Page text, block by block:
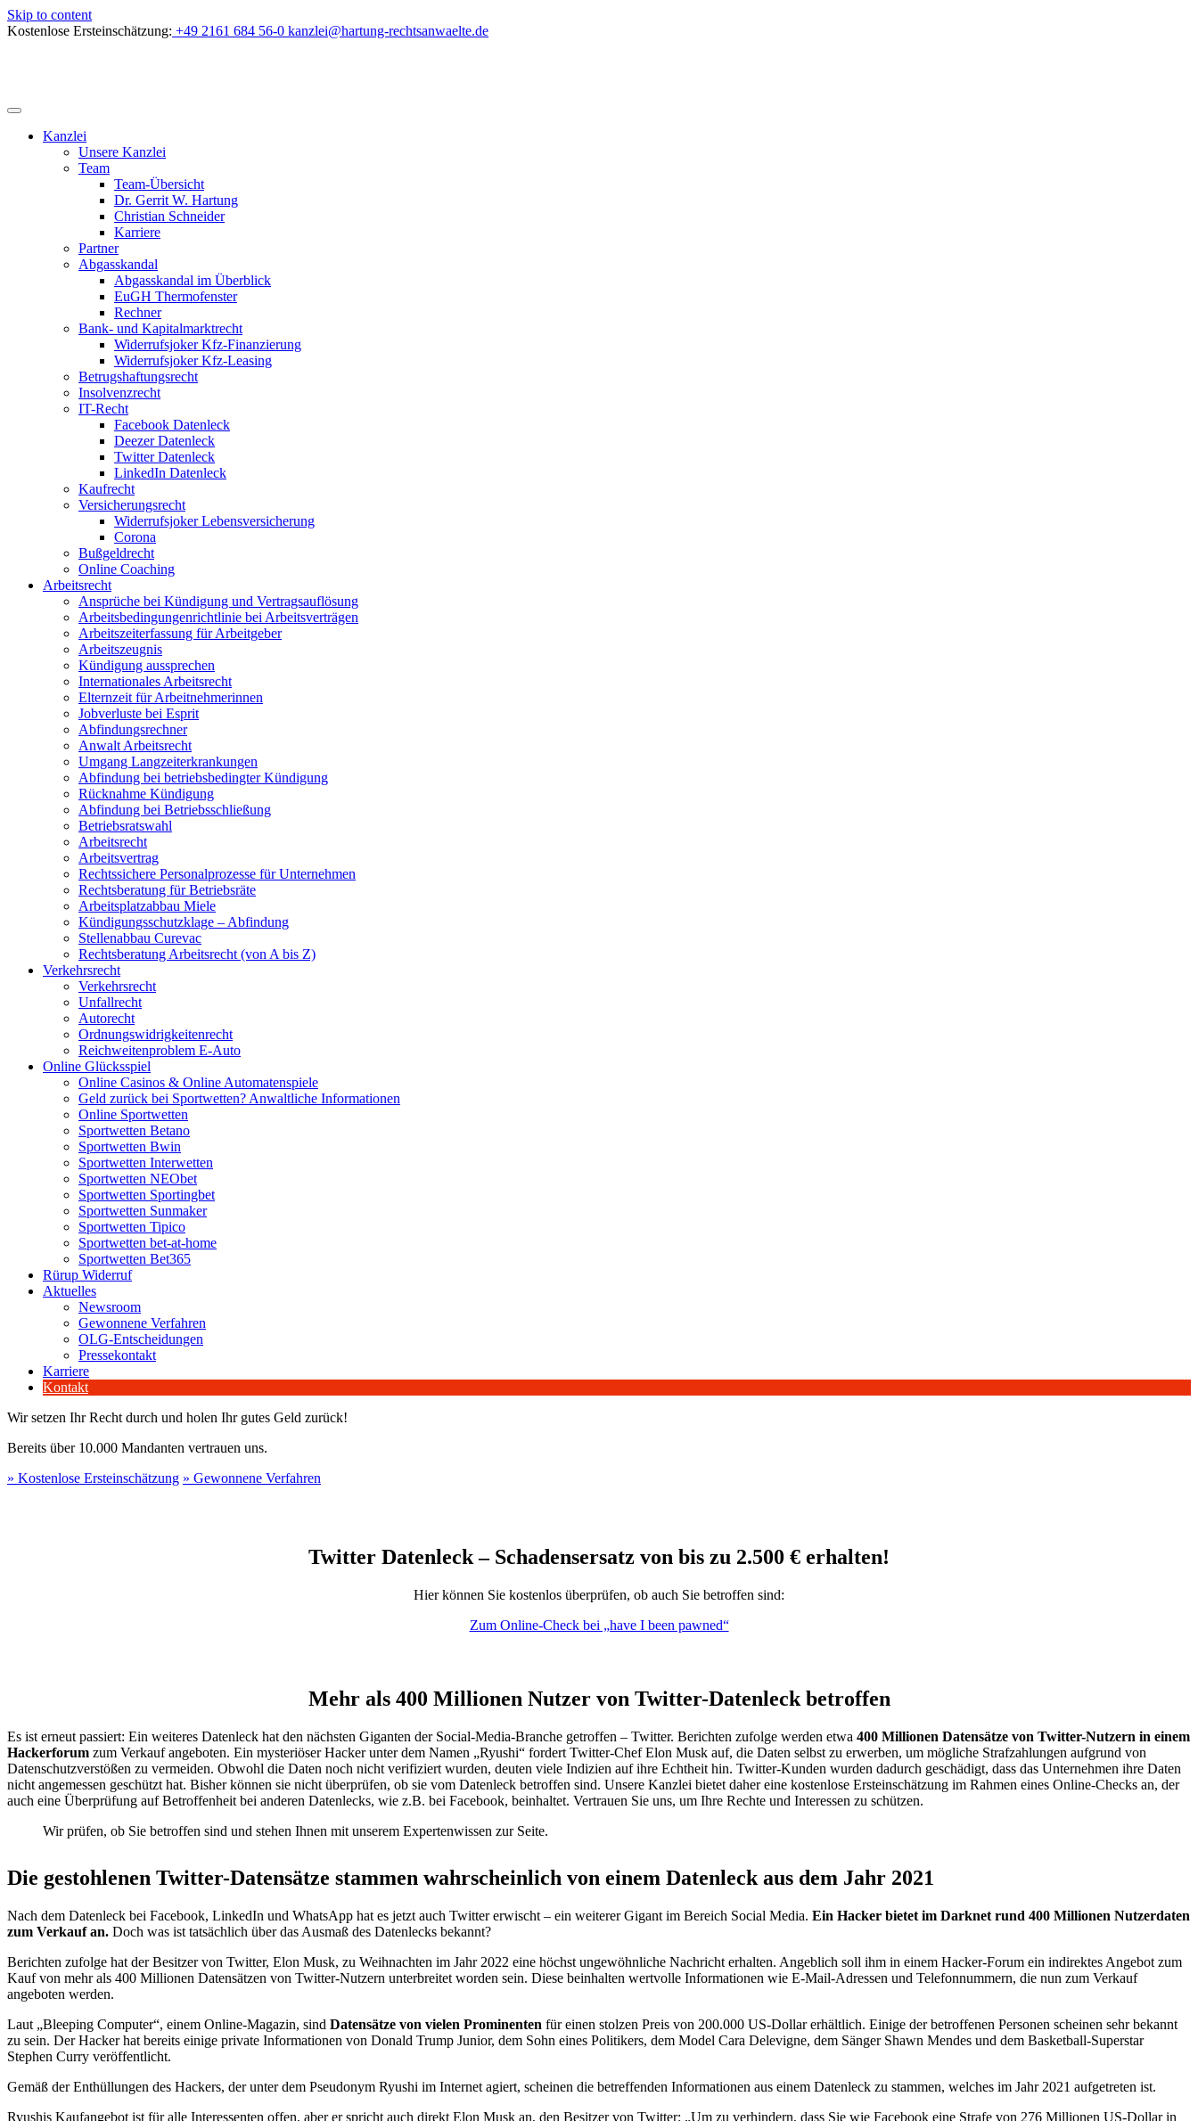
Skip to content
Kostenlose Ersteinschätzung: +49 2161 684 56-0 kanzlei@hartung-rechtsanwaelte.de
Kanzlei
Unsere Kanzlei
Team
Team-Übersicht
Dr. Gerrit W. Hartung
Christian Schneider
Karriere
Partner
Abgasskandal
Abgasskandal im Überblick
EuGH Thermofenster
Rechner
Bank- und Kapitalmarktrecht
Widerrufsjoker Kfz-Finanzierung
Widerrufsjoker Kfz-Leasing
Betrugshaftungsrecht
Insolvenzrecht
IT-Recht
Facebook Datenleck
Deezer Datenleck
Twitter Datenleck
LinkedIn Datenleck
Kaufrecht
Versicherungsrecht
Widerrufsjoker Lebensversicherung
Corona
Bußgeldrecht
Online Coaching
Arbeitsrecht
Ansprüche bei Kündigung und Vertragsauflösung
Arbeitsbedingungenrichtlinie bei Arbeitsverträgen
Arbeitszeiterfassung für Arbeitgeber
Arbeitszeugnis
Kündigung aussprechen
Internationales Arbeitsrecht
Elternzeit für Arbeitnehmerinnen
Jobverluste bei Esprit
Abfindungsrechner
Anwalt Arbeitsrecht
Umgang Langzeiterkrankungen
Abfindung bei betriebsbedingter Kündigung
Rücknahme Kündigung
Abfindung bei Betriebsschließung
Betriebsratswahl
Arbeitsrecht
Arbeitsvertrag
Rechtssichere Personalprozesse für Unternehmen
Rechtsberatung für Betriebsräte
Arbeitsplatzabbau Miele
Kündigungsschutzklage – Abfindung
Stellenabbau Curevac
Rechtsberatung Arbeitsrecht (von A bis Z)
Verkehrsrecht
Verkehrsrecht
Unfallrecht
Autorecht
Ordnungswidrigkeitenrecht
Reichweitenproblem E-Auto
Online Glücksspiel
Online Casinos & Online Automatenspiele
Geld zurück bei Sportwetten? Anwaltliche Informationen
Online Sportwetten
Sportwetten Betano
Sportwetten Bwin
Sportwetten Interwetten
Sportwetten NEObet
Sportwetten Sportingbet
Sportwetten Sunmaker
Sportwetten Tipico
Sportwetten bet-at-home
Sportwetten Bet365
Rürup Widerruf
Aktuelles
Newsroom
Gewonnene Verfahren
OLG-Entscheidungen
Pressekontakt
Karriere
Kontakt
Wir setzen Ihr Recht durch und holen Ihr gutes Geld zurück!
Bereits über 10.000 Mandanten vertrauen uns.
» Kostenlose Ersteinschätzung » Gewonnene Verfahren
Twitter Datenleck – Schadensersatz von bis zu 2.500 € erhalten!
Hier können Sie kostenlos überprüfen, ob auch Sie betroffen sind:
Zum Online-Check bei „have I been pawned“
Mehr als 400 Millionen Nutzer von Twitter-Datenleck betroffen
Es ist erneut passiert: Ein weiteres Datenleck hat den nächsten Giganten der Social-Media-Branche getroffen – Twitter. Berichten zufolge werden etwa 400 Millionen Datensätze von Twitter-Nutzern in einem
Hackerforum zum Verkauf angeboten. Ein mysteriöser Hacker unter dem Namen „Ryushi“ fordert Twitter-Chef Elon Musk auf, die Daten selbst zu erwerben, um mögliche Strafzahlungen aufgrund von
Datenschutzverstößen zu vermeiden. Obwohl die Daten noch nicht verifiziert wurden, deuten viele Indizien auf ihre Echtheit hin. Twitter-Kunden wurden dadurch geschädigt, dass das Unternehmen ihre Daten
nicht angemessen geschützt hat. Bisher können sie nicht überprüfen, ob sie vom Datenleck betroffen sind. Unsere Kanzlei bietet daher eine kostenlose Ersteinschätzung im Rahmen eines Online-Checks an, der
auch eine Überprüfung auf Betroffenheit bei anderen Datenlecks, wie z.B. bei Facebook, beinhaltet. Vertrauen Sie uns, um Ihre Rechte und Interessen zu schützen.
Wir prüfen, ob Sie betroffen sind und stehen Ihnen mit unserem Expertenwissen zur Seite.
Die gestohlenen Twitter-Datensätze stammen wahrscheinlich von einem Datenleck aus dem Jahr 2021
Nach dem Datenleck bei Facebook, LinkedIn und WhatsApp hat es jetzt auch Twitter erwischt – ein weiterer Gigant im Bereich Social Media. Ein Hacker bietet im Darknet rund 400 Millionen Nutzerdaten
zum Verkauf an. Doch was ist tatsächlich über das Ausmaß des Datenlecks bekannt?
Berichten zufolge hat der Besitzer von Twitter, Elon Musk, zu Weihnachten im Jahr 2022 eine höchst ungewöhnliche Nachricht erhalten. Angeblich soll ihm in einem Hacker-Forum ein indirektes Angebot zum
Kauf von mehr als 400 Millionen Datensätzen von Twitter-Nutzern unterbreitet worden sein. Diese beinhalten wertvolle Informationen wie E-Mail-Adressen und Telefonnummern, die nun zum Verkauf
angeboten werden.
Laut „Bleeping Computer“, einem Online-Magazin, sind Datensätze von vielen Prominenten für einen stolzen Preis von 200.000 US-Dollar erhältlich. Einige der betroffenen Personen scheinen sehr bekannt
zu sein. Der Hacker hat bereits einige private Informationen von Donald Trump Junior, dem Sohn eines Politikers, dem Model Cara Delevigne, dem Sänger Shawn Mendes und dem Basketball-Superstar
Stephen Curry veröffentlicht.
Gemäß der Enthüllungen des Hackers, der unter dem Pseudonym Ryushi im Internet agiert, scheinen die betreffenden Informationen aus einem Datenleck zu stammen, welches im Jahr 2021 aufgetreten ist.
Ryushis Kaufangebot ist für alle Interessenten offen, aber er spricht auch direkt Elon Musk an, den Besitzer von Twitter: „Um zu verhindern, dass Sie wie Facebook eine Strafe von 276 Millionen US-Dollar in